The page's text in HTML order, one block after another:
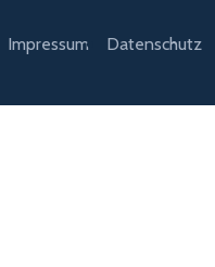
Impressum Datenschutz